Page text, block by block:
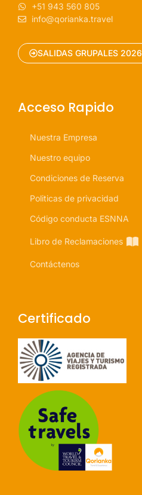
+51 943 560 805
info@qorianka.travel
SALIDAS GRUPALES 2026
Acceso Rapido
Nuestra Empresa
Nuestro equipo
Condiciones de Reserva
Politicas de privacidad
Código conducta ESNNA
Libro de Reclamaciones
Contáctenos
Certificado